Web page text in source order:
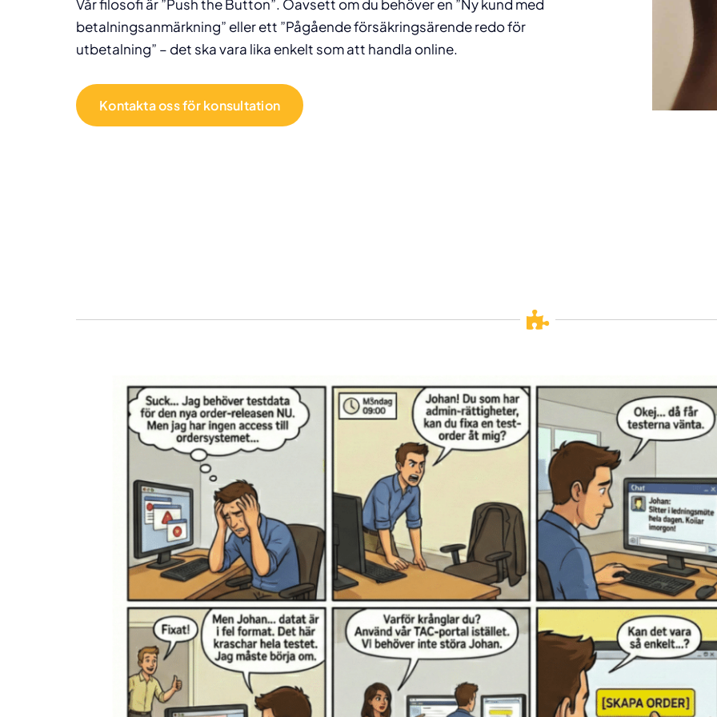
Vår filosofi är ”Push the Button”. Oavsett om du behöver en ”Ny kund med
betalningsanmärkning” eller ett ”Pågående försäkringsärende redo för
utbetalning” – det ska vara lika enkelt som att handla online.
Kontakta oss för konsultation